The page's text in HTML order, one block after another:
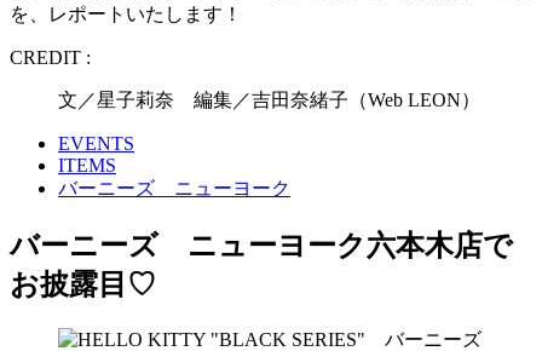
を、レポートいたします！
CREDIT :
文／星子莉奈 編集／吉田奈緒子（Web LEON）
EVENTS
ITEMS
バーニーズ ニューヨーク
バーニーズ ニューヨーク六本木店で
お披露目♡